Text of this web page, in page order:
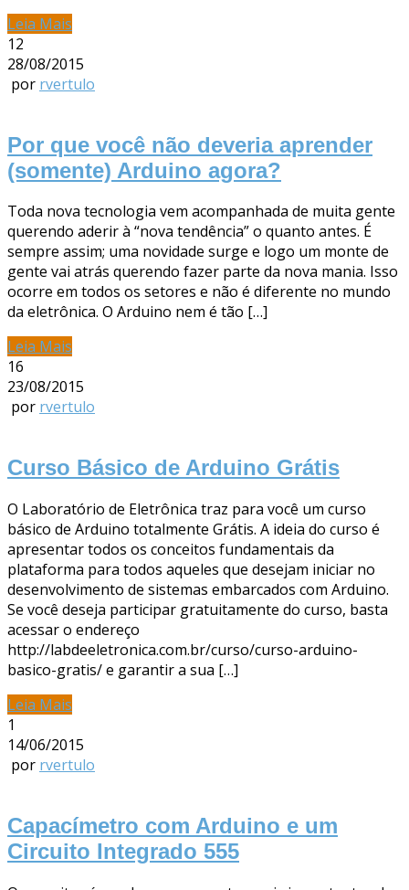
Leia Mais
12
28/08/2015
por rvertulo
Por que você não deveria aprender
(somente) Arduino agora?
Toda nova tecnologia vem acompanhada de muita gente
querendo aderir à “nova tendência” o quanto antes. É
sempre assim; uma novidade surge e logo um monte de
gente vai atrás querendo fazer parte da nova mania. Isso
ocorre em todos os setores e não é diferente no mundo
da eletrônica. O Arduino nem é tão […]
Leia Mais
16
23/08/2015
por rvertulo
Curso Básico de Arduino Grátis
O Laboratório de Eletrônica traz para você um curso
básico de Arduino totalmente Grátis. A ideia do curso é
apresentar todos os conceitos fundamentais da
plataforma para todos aqueles que desejam iniciar no
desenvolvimento de sistemas embarcados com Arduino.
Se você deseja participar gratuitamente do curso, basta
acessar o endereço
http://labdeeletronica.com.br/curso/curso-arduino-
basico-gratis/ e garantir a sua […]
Leia Mais
1
14/06/2015
por rvertulo
Capacímetro com Arduino e um
Circuito Integrado 555